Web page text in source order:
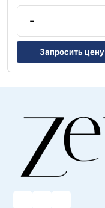
-
Запросить цену